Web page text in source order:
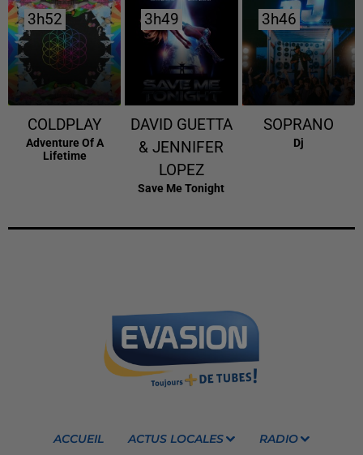
3h52
3h52
COLDPLAY
Adventure Of A
Lifetime
3h49
3h49
DAVID GUETTA
& JENNIFER
LOPEZ
Save Me Tonight
3h46
3h46
SOPRANO
Dj
ACCUEIL ACTUS LOCALES RADIO